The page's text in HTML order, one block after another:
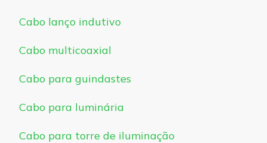
Cabo lanço indutivo
Cabo multicoaxial
Cabo para guindastes
Cabo para luminária
Cabo para torre de iluminação